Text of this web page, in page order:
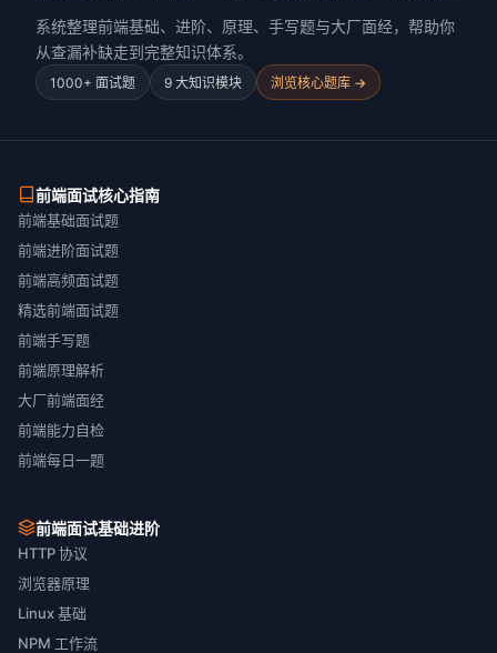
系统整理前端基础、进阶、原理、手写题与大厂面经，帮助你
从查漏补缺走到完整知识体系。
1000+ 面试题 9 大知识模块 浏览核心题库 →
前端面试核心指南
前端基础面试题
前端进阶面试题
前端高频面试题
精选前端面试题
前端手写题
前端原理解析
大厂前端面经
前端能力自检
前端每日一题
前端面试基础进阶
HTTP 协议
浏览器原理
Linux 基础
NPM 工作流